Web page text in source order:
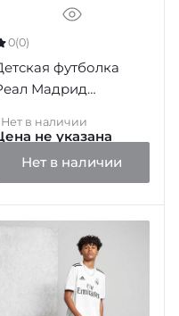
0(0)
футболка
Мадрид
Нет в наличии
не указана
Нет в наличии